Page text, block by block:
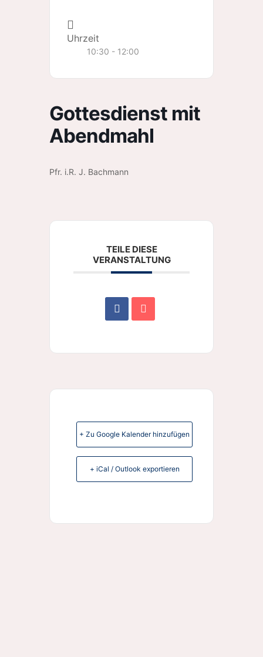
Uhrzeit
10:30 - 12:00
Gottesdienst mit
Abendmahl
Pfr. i.R. J. Bachmann
TEILE DIESE
VERANSTALTUNG
+ Zu Google Kalender hinzufügen
+ iCal / Outlook exportieren